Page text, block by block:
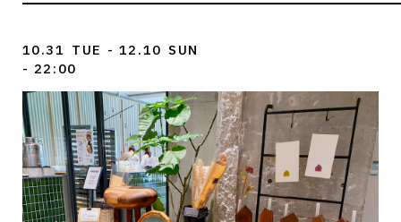
10.31 TUE - 12.10 SUN
- 22:00